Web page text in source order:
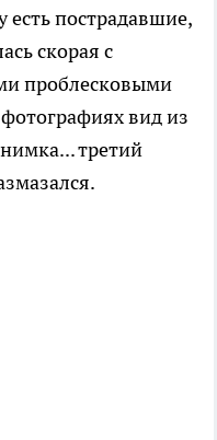
есть пострадавшие,
скорая с
проблесковыми
вид из
третий